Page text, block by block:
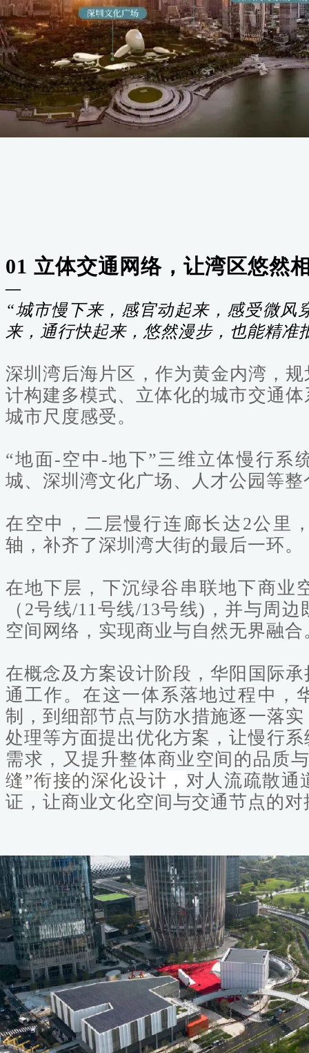
01 立体交通网络 ，让湾区悠然
—
“城市慢下来，感官动起来，感受微风
来，通行快起来，悠然漫步，也能精准
深圳湾后海片区，作为黄金内湾，
计构建多模式、立体化的城市交通
城市尺度感受。
“地面-空中-地下”三维立体慢行系
城、深圳湾文化广场、人才公园等整
在空中，二层慢行连廊长达2公里
轴，补齐了深圳湾大街的最后一环。
在地下层，下沉绿谷串联地下商业
（ 2号线/11号线/13号线)，并与周边
空间网络，实现商业与自然无界融合
在概念及方案设计阶段，华阳国际
通工作。在这一体系落地过程中，
制，到细部节点与防水措施逐一落
处理等方面提出优化方案，让慢行
需求，又提升整体商业空间的品质
缝”衔接的深化设计， 对人流疏散通
证，让商业文化空间与交通节点的